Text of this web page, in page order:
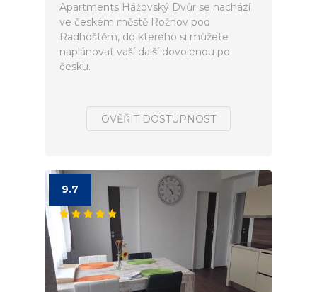
Apartments Hážovský Dvůr se nachází
ve českém městě Rožnov pod
Radhoštěm, do kterého si můžete
naplánovat vaší další dovolenou po
česku.
OVĚŘIT DOSTUPNOST
9.7